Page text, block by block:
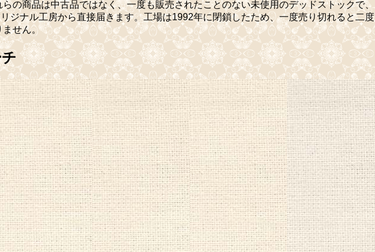
の商品は中古品ではなく、一度も販売されたことのない未使用のデッドストックで、
ジナル工房から直接届きます。工場は1992年に閉鎖したため、一度売り切れると二度
ません。